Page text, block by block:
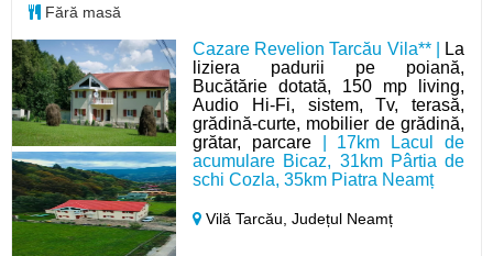
Cazare Revelion Tarcău Vila** |
La
liziera padurii pe poiană,
Bucătărie dotată, 150 mp living,
Audio Hi-Fi, sistem, Tv, terasă,
grădină-curte, mobilier de grădină,
grătar, parcare| 17km Lacul de
acumulare Bicaz, 31km Pârtia de
schi Cozla, 35km Piatra Neamț
Vilă Tarcău,Județul Neamț
Fără masă